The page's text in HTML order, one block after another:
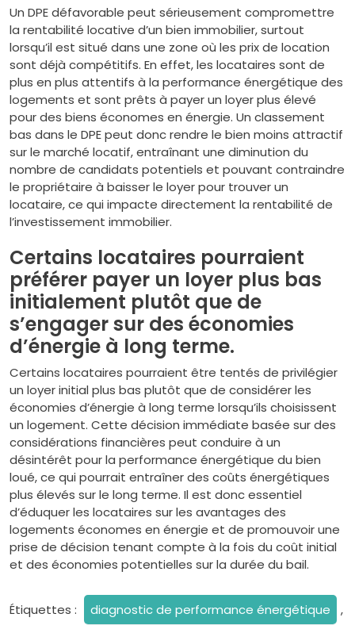
Un DPE défavorable peut sérieusement compromettre
la rentabilité locative d’un bien immobilier, surtout
lorsqu’il est situé dans une zone où les prix de location
sont déjà compétitifs. En effet, les locataires sont de
plus en plus attentifs à la performance énergétique des
logements et sont prêts à payer un loyer plus élevé
pour des biens économes en énergie. Un classement
bas dans le DPE peut donc rendre le bien moins attractif
sur le marché locatif, entraînant une diminution du
nombre de candidats potentiels et pouvant contraindre
le propriétaire à baisser le loyer pour trouver un
locataire, ce qui impacte directement la rentabilité de
l’investissement immobilier.
Certains locataires pourraient
préférer payer un loyer plus bas
initialement plutôt que de
s’engager sur des économies
d’énergie à long terme.
Certains locataires pourraient être tentés de privilégier
un loyer initial plus bas plutôt que de considérer les
économies d’énergie à long terme lorsqu’ils choisissent
un logement. Cette décision immédiate basée sur des
considérations financières peut conduire à un
désintérêt pour la performance énergétique du bien
loué, ce qui pourrait entraîner des coûts énergétiques
plus élevés sur le long terme. Il est donc essentiel
d’éduquer les locataires sur les avantages des
logements économes en énergie et de promouvoir une
prise de décision tenant compte à la fois du coût initial
et des économies potentielles sur la durée du bail.
Étiquettes : diagnostic de performance énergétique ,